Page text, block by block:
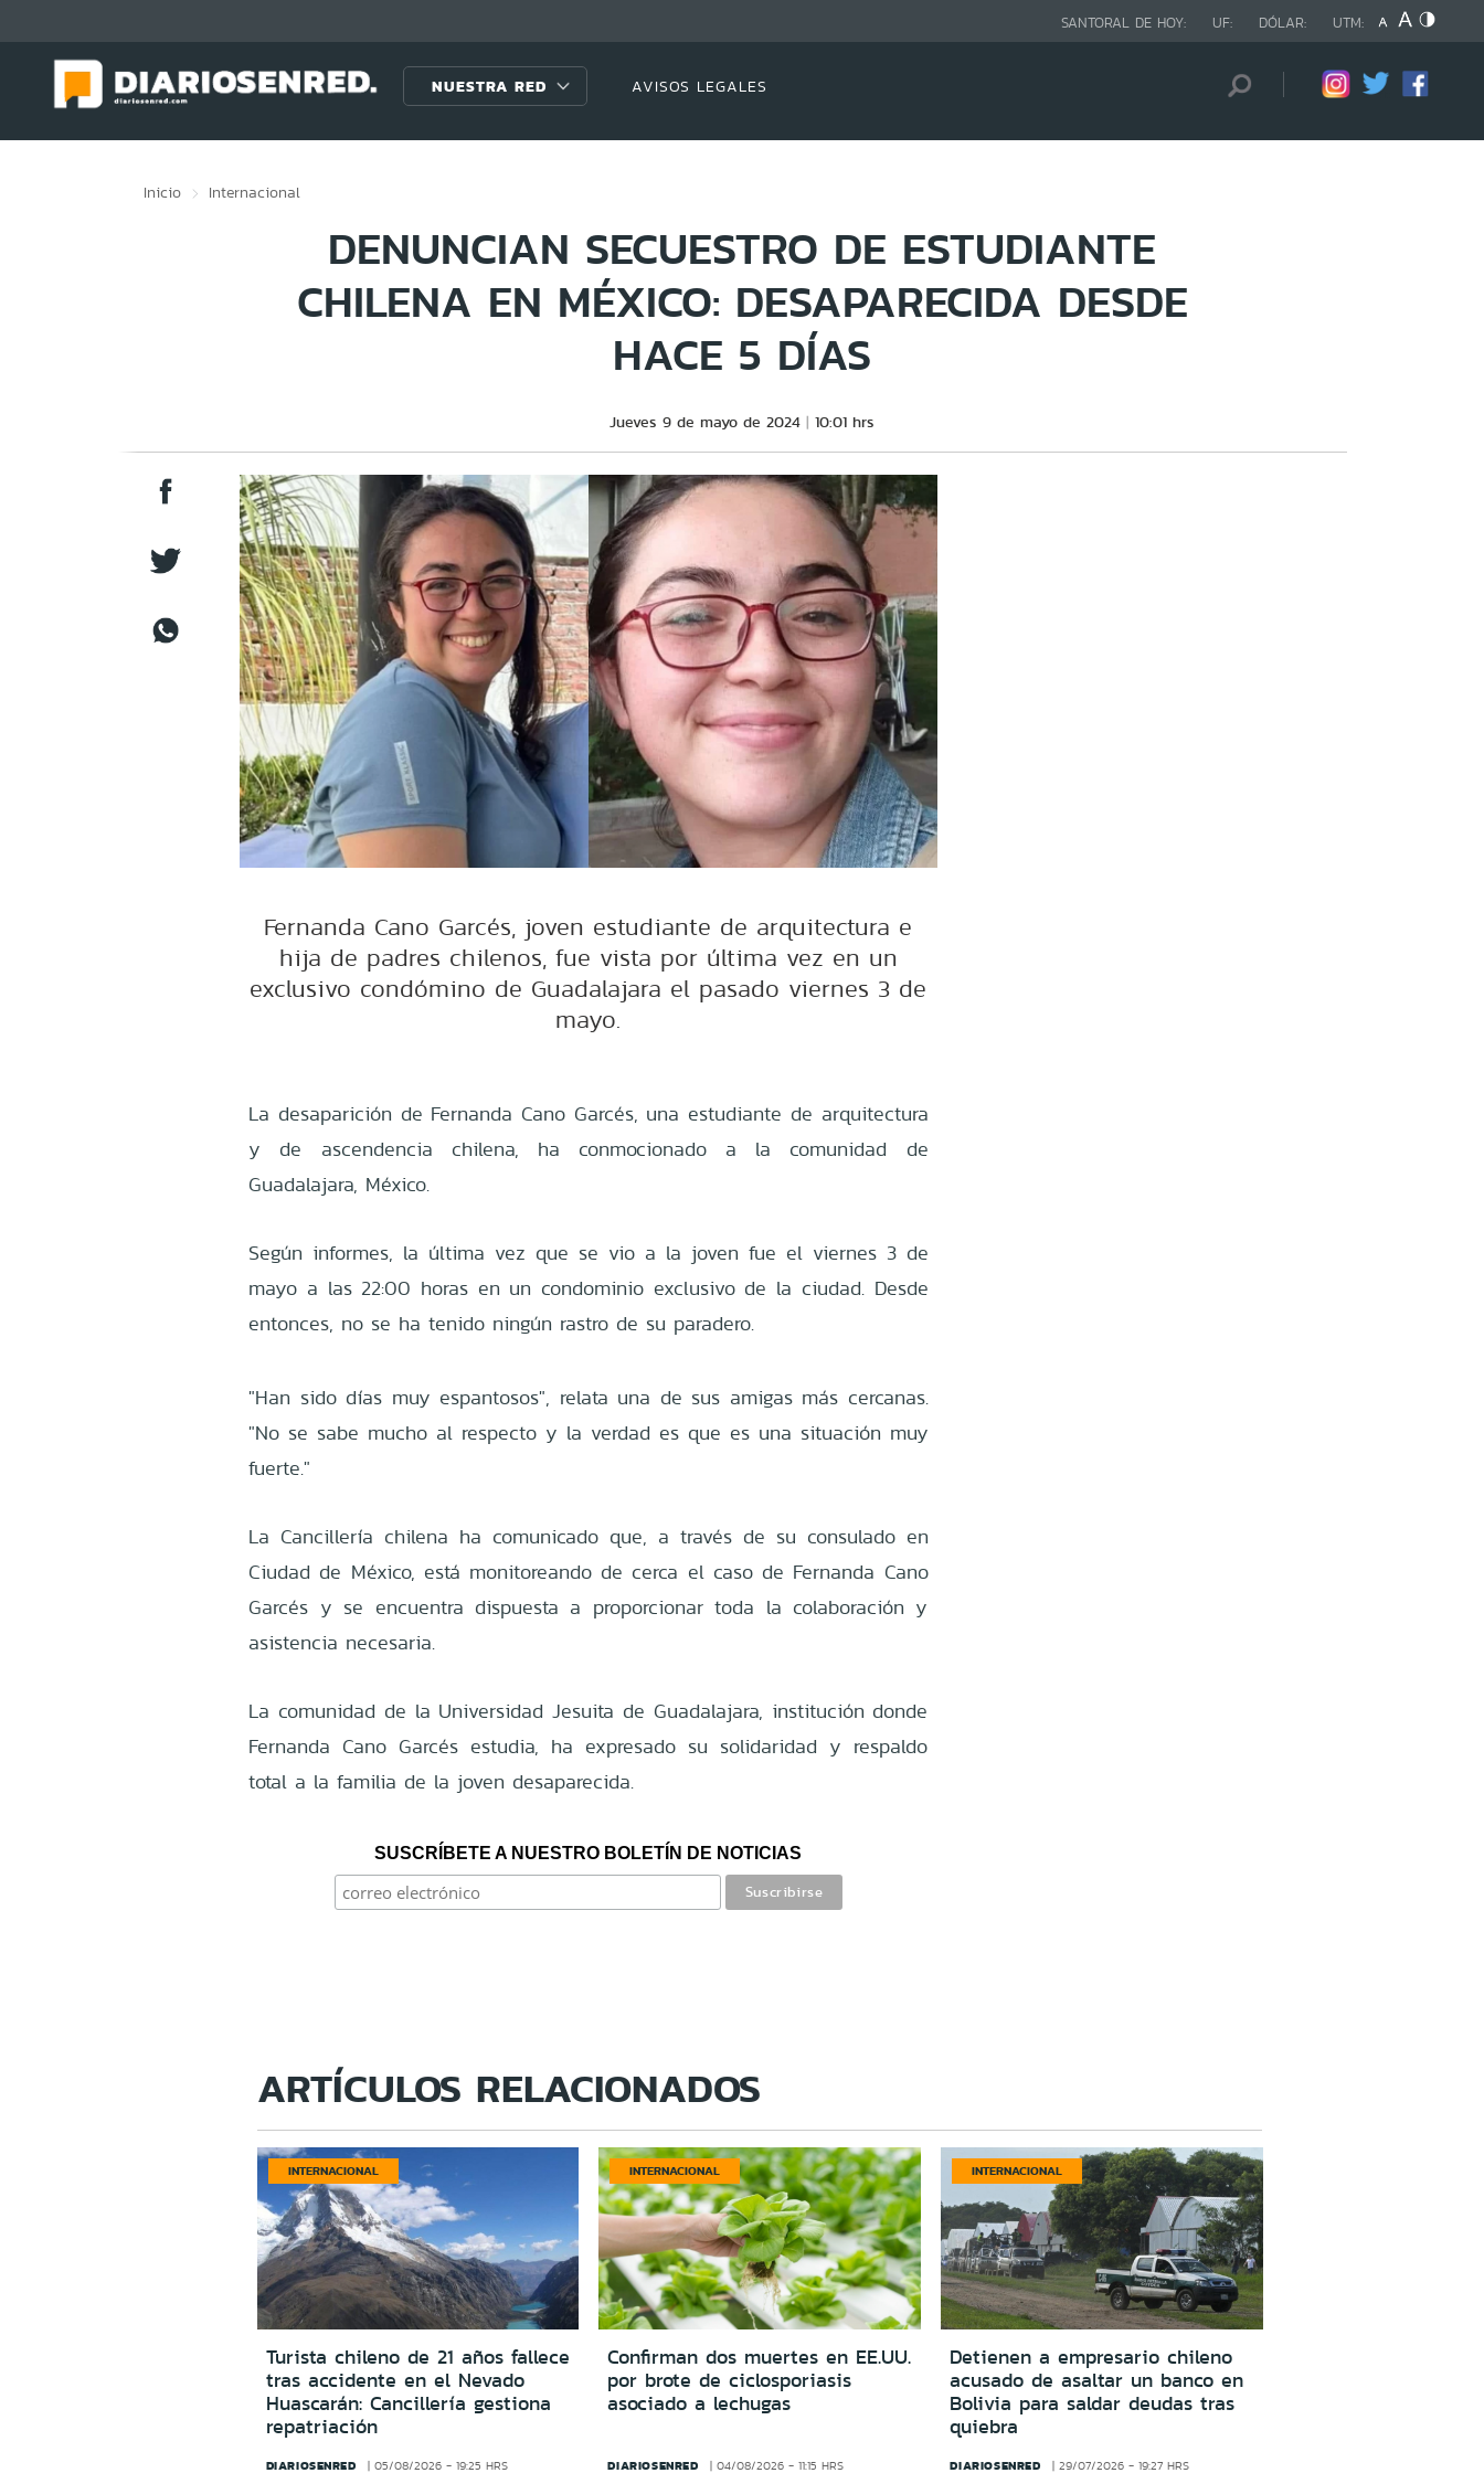
SANTORAL DE HOY: UF: DÓLAR: UTM:
NUESTRA RED AVISOS LEGALES
Inicio Internacional
DENUNCIAN SECUESTRO DE ESTUDIANTE
CHILENA EN MÉXICO: DESAPARECIDA DESDE
HACE 5 DÍAS
Jueves 9 de mayo de 2024 10:01 hrs
Fernanda Cano Garcés, joven estudiante de arquitectura e
hija de padres chilenos, fue vista por última vez en un
exclusivo condómino de Guadalajara el pasado viernes 3 de
mayo.
La desaparición de Fernanda Cano Garcés, una estudiante de arquitectura
y de ascendencia chilena, ha conmocionado a la comunidad de
Guadalajara, México.
Según informes, la última vez que se vio a la joven fue el viernes 3 de
mayo a las 22:00 horas en un condominio exclusivo de la ciudad. Desde
entonces, no se ha tenido ningún rastro de su paradero.
"Han sido días muy espantosos", relata una de sus amigas más cercanas.
"No se sabe mucho al respecto y la verdad es que es una situación muy
fuerte."
La Cancillería chilena ha comunicado que, a través de su consulado en
Ciudad de México, está monitoreando de cerca el caso de Fernanda Cano
Garcés y se encuentra dispuesta a proporcionar toda la colaboración y
asistencia necesaria.
La comunidad de la Universidad Jesuita de Guadalajara, institución donde
Fernanda Cano Garcés estudia, ha expresado su solidaridad y respaldo
total a la familia de la joven desaparecida.
SUSCRÍBETE A NUESTRO BOLETÍN DE NOTICIAS
ARTÍCULOS RELACIONADOS
INTERNACIONAL
Turista chileno de 21 años fallece
tras accidente en el Nevado
Huascarán: Cancillería gestiona
repatriación
DIARIOSENRED 05/08/2026 - 19:25 HRS
INTERNACIONAL
Confirman dos muertes en EE.UU.
por brote de ciclosporiasis
asociado a lechugas
DIARIOSENRED 04/08/2026 - 11:15 HRS
INTERNACIONAL
Detienen a empresario chileno
acusado de asaltar un banco en
Bolivia para saldar deudas tras
quiebra
DIARIOSENRED 29/07/2026 - 19:27 HRS